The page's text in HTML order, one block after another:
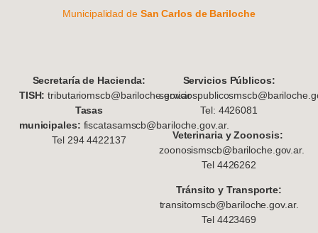
Municipalidad deSan Carlos de Bariloche
Secretaría de Hacienda:
TISH: tributariomscb@bariloche.gov.ar
Tasas
municipales: fiscatasamscb@bariloche.gov.ar.
Tel 294 4422137
Servicios Públicos:
Tel: 4426081
Veterinaria y Zoonosis:
zoonosismscb@bariloche.gov.ar.
Tel 4426262
Tránsito y Transporte:
transitomscb@bariloche.gov.ar.
Tel 4423469